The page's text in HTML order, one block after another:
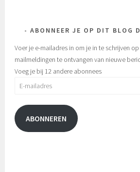
ABONNEER JE OP DIT BLOG
Voer je e-mailadres in om je in te schrijven
mailmeldingen te ontvangen van nieuwe
Voeg je bij 12 andere abonnees
ABONNEREN